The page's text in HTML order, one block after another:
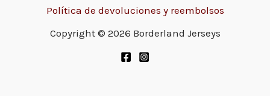
Política de devoluciones y reembolsos
Copyright © 2026 Borderland Jerseys